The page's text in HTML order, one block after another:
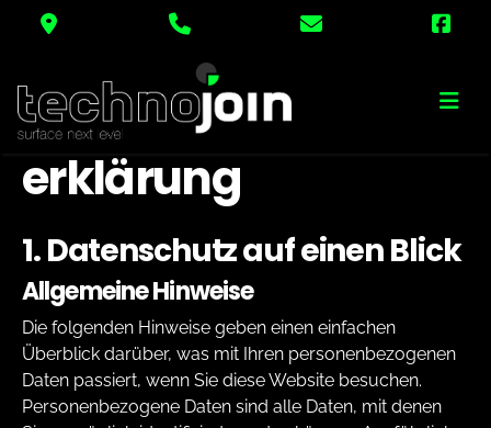
Datenschutz­
erklärung
1. Datenschutz auf einen Blick
Allgemeine Hinweise
Die folgenden Hinweise geben einen einfachen
Überblick darüber, was mit Ihren personenbezogenen
Daten passiert, wenn Sie diese Website besuchen.
Personenbezogene Daten sind alle Daten, mit denen